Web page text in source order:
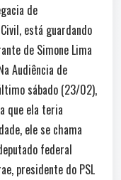
de
está guardando
de Simone Lima
Audiência de
sábado (23/02),
que ela teria
ele se chama
federal
presidente do PSL